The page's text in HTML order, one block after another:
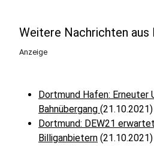
Weitere Nachrichten aus
Anzeige
Dortmund Hafen: Erneuter
Bahnübergang (21.10.2021)
Dortmund: DEW21
Billiganbietern (21.10.2021)